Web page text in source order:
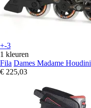
+-3
1 kleuren
Fila Dames Madame Houdini
€ 225,03